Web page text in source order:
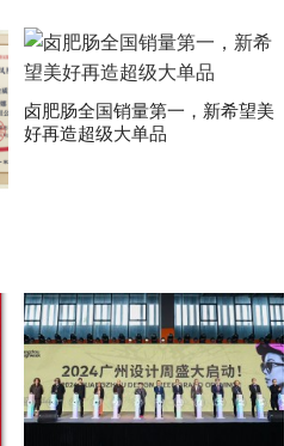
卤肥肠全国销量第一，新希望美
好再造超级大单品